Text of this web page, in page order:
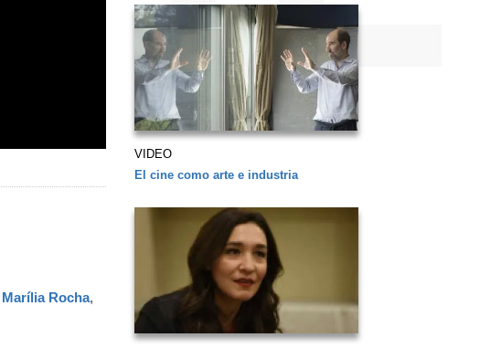
Marília Rocha,
VIDEO
El cine como arte e industria